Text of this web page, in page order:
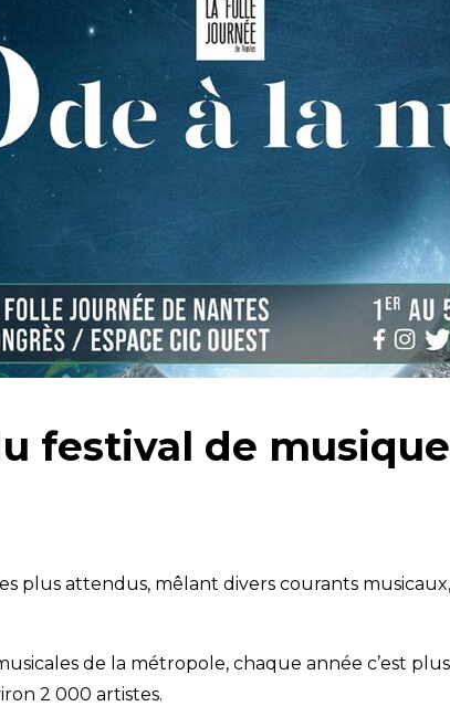
festival de
plus attendus, mêlant divers courants
de la métropole, chaque année c’est
2 000 artistes.